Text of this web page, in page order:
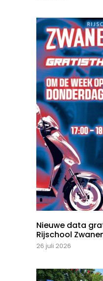
Nieuwe data
Rijschool
26 juli 2026